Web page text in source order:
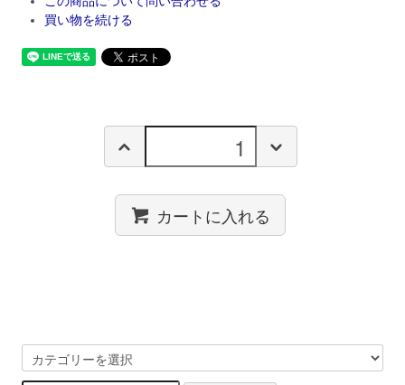
買い物を続ける
カートに入れる